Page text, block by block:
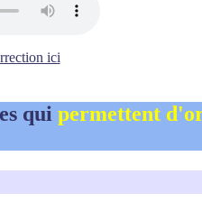
ici
qui permettent